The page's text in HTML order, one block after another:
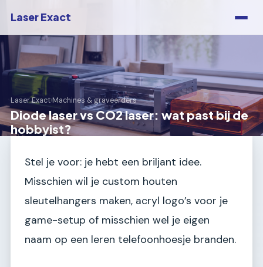
Laser Exact
Laser Exact›Machines & graveerders
Diode laser vs CO2 laser: wat past bij de
hobbyist?
Stel je voor: je hebt een briljant idee.
Misschien wil je custom houten
sleutelhangers maken, acryl logo’s voor je
game-setup of misschien wel je eigen
naam op een leren telefoonhoesje branden.